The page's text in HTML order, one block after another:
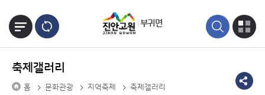
부귀면
축제갤러리
홈 문화관광 지역축제 축제갤러리